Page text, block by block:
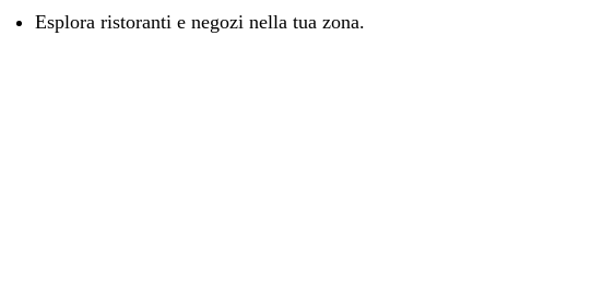
Esplora ristoranti e negozi nella tua zona.